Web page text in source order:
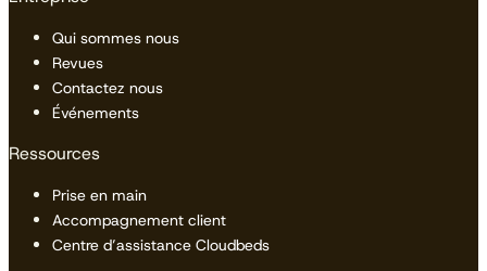
Qui sommes nous
Revues
Contactez nous
Événements
Ressources
Prise en main
Accompagnement client
Centre d’assistance Cloudbeds